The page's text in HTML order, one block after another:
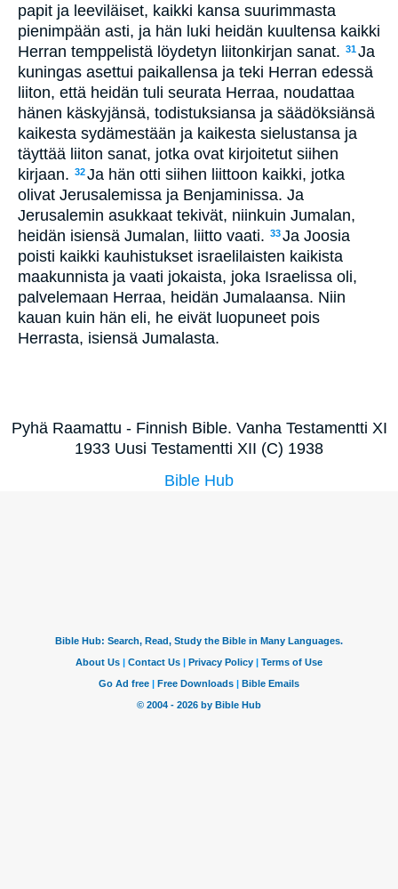
papit ja leeviläiset, kaikki kansa suurimmasta
pienimpään asti, ja hän luki heidän kuultensa kaikki
Herran temppelistä löydetyn liitonkirjan sanat. 31Ja
kuningas asettui paikallensa ja teki Herran edessä
liiton, että heidän tuli seurata Herraa, noudattaa
hänen käskyjänsä, todistuksiansa ja säädöksiänsä
kaikesta sydämestään ja kaikesta sielustansa ja
täyttää liiton sanat, jotka ovat kirjoitetut siihen
kirjaan. 32Ja hän otti siihen liittoon kaikki, jotka
olivat Jerusalemissa ja Benjaminissa. Ja
Jerusalemin asukkaat tekivät, niinkuin Jumalan,
heidän isiensä Jumalan, liitto vaati. 33Ja Joosia
poisti kaikki kauhistukset israelilaisten kaikista
maakunnista ja vaati jokaista, joka Israelissa oli,
palvelemaan Herraa, heidän Jumalaansa. Niin
kauan kuin hän eli, he eivät luopuneet pois
Herrasta, isiensä Jumalasta.
Pyhä Raamattu - Finnish Bible. Vanha Testamentti XI
1933 Uusi Testamentti XII (C) 1938
Bible Hub